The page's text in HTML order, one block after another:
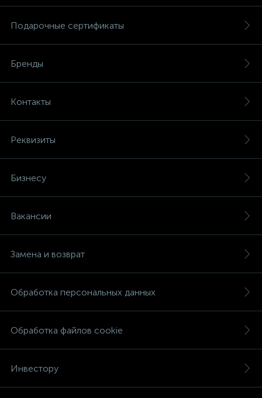
Подарочные сертификаты
Бренды
Контакты
Реквизиты
Бизнесу
Вакансии
Замена и возврат
Обработка персональных данных
Обработка файлов cookie
Инвестору